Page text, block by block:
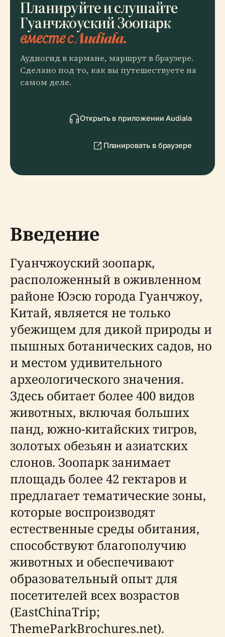
Планируйте и слушайте
Гуанчжоуский Зоопарк
вместе с Audiala.
Аудиогид в кармане, маршрут в браузере.
Сделано под то, как вы путешествуете на
самом деле.
Открыть в приложении Audiala
Планировать в браузере
Введение
Гуанчжоуский зоопарк,
расположенный в оживленном
районе Юэсю города Гуанчжоу,
Китай, является не только
убежищем для дикой природы и
пышных ботанических садов, но
и местом удивительного
археологического значения.
Здесь обитает более 400 видов
животных, включая больших
панд, южно-китайских тигров,
золотых обезьян и азиатских
слонов. Зоопарк занимает
площадь более 42 гектаров и
предлагает тематические зоны,
которые воспроизводят
естественные среды обитания,
способствуют благополучию
животных и обеспечивают
образовательный опыт для
посетителей всех возрастов
(EastChinaTrip;
ThemeParkBrochures.net).